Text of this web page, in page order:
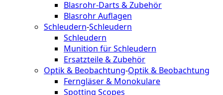
Blasrohr-Darts & Zubehör
Blasrohr Auflagen
Schleudern-Schleudern
Schleudern
Munition für Schleudern
Ersatzteile & Zubehör
Optik & Beobachtung-Optik & Beobachtung
Ferngläser & Monokulare
Spotting Scopes